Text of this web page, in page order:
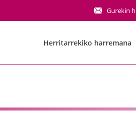
Gurekin
Herritarrekiko harremana